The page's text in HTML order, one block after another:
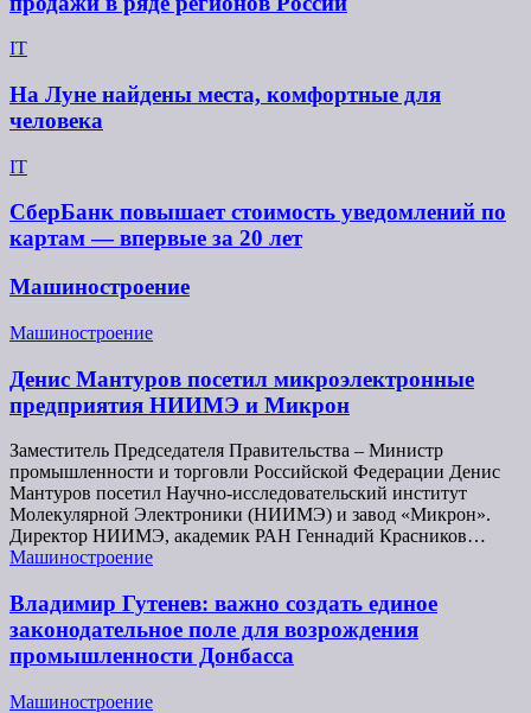
IT
На Луне найдены места, комфортные для
человека
IT
СберБанк повышает стоимость уведомлений по
картам — впервые за 20 лет
Машиностроение
Машиностроение
Денис Мантуров посетил микроэлектронные
предприятия НИИМЭ и Микрон
Заместитель Председателя Правительства – Министр
промышленности и торговли Российской Федерации Денис
Мантуров посетил Научно-исследовательский институт
Молекулярной Электроники (НИИМЭ) и завод «Микрон».
Директор НИИМЭ, академик РАН Геннадий Красников…
Машиностроение
Владимир Гутенев: важно создать единое
законодательное поле для возрождения
промышленности Донбасса
Машиностроение